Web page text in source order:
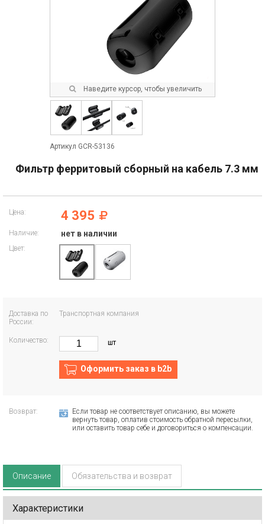
Наведите курсор, чтобы увеличить
Артикул GCR-53136
Фильтр ферритовый сборный на кабель 7.3 мм
Цена: 4 395
Наличие: нет в наличии
Цвет:
Доставка по
России:
Транспортная компания
Количество: шт
Оформить заказ в b2b
Возврат:
Если товар не соответствует описанию, вы можете
вернуть товар, оплатив стоимость обратной пересылки,
или оставить товар себе и договориться о компенсации.
Описание Обязательства и возврат
Характеристики